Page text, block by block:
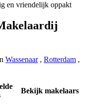
en vriendelijk oppakt
Wassenaar, Rotterdam ,
Bekijk makelaars